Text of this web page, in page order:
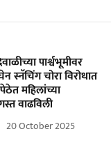
पार्श्वभूमीवर
स्नॅचिंग चोरा विरोधात
महिलांच्या
वाढविली
20 October 2025